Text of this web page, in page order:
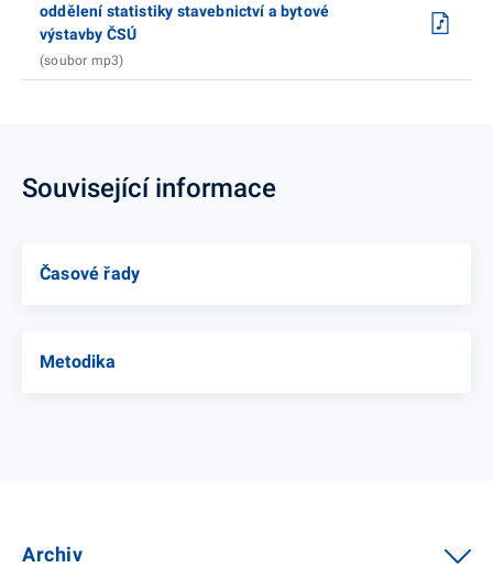
oddělení statistiky stavebnictví a bytové
výstavby ČSÚ
(soubor mp3)
Související informace
Časové řady
Metodika
Archiv